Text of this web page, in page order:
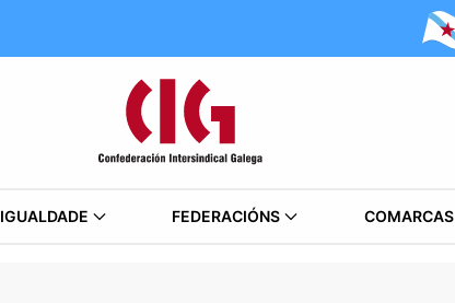
IGUALDADE FEDERACIÓNS COMARCAS